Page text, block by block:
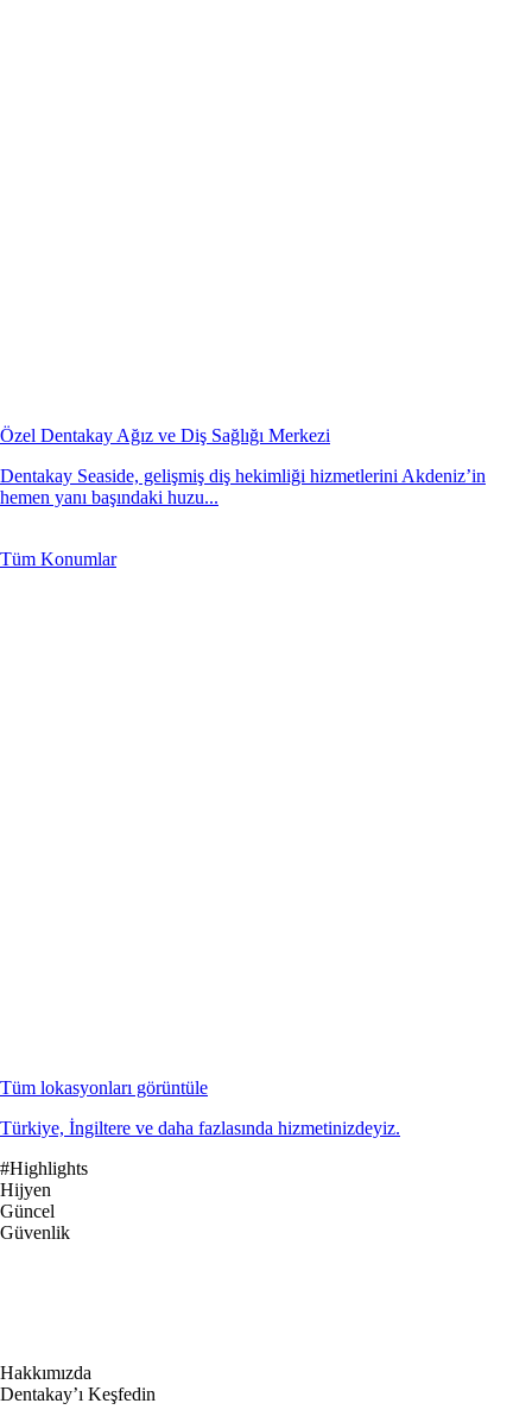
Özel Dentakay Ağız ve Diş Sağlığı Merkezi
Dentakay Seaside, gelişmiş diş hekimliği hizmetlerini Akdeniz’in
hemen yanı başındaki huzu...
Tüm Konumlar
Tüm lokasyonları görüntüle
Türkiye, İngiltere ve daha fazlasında hizmetinizdeyiz.
#Highlights
Hijyen
Güncel
Güvenlik
Hakkımızda
Dentakay’ı Keşfedin